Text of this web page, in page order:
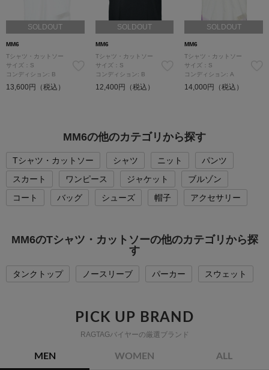
SOLDOUT
MM6
Tシャツ・カットソー
サイズ：S
コンディション: B
13,600円（税込）
SOLDOUT
MM6
Tシャツ・カットソー
サイズ：S
コンディション: B
12,400円（税込）
SOLDOUT
MM6
Tシャツ・カットソー
サイズ：S
コンディション: A
14,000円（税込）
MM6の他のカテゴリから探す
Tシャツ・カットソー シャツ ニット
パンツ
スカート
ワンピース ジャケット
ブルゾン
コート
バッグ シューズ 帽子 アクセサリー
MM6のTシャツ・カットソーの他のカテゴリから探
す
タンクトップ ノースリーブ パーカー スウェット
PICK UP BRAND
RAGTAGバイヤーの厳選ブランド
MEN WOMEN ALL